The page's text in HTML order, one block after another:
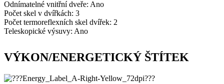
Odnímatelné vnitřní dveře: Ano
Počet skel v dvířkách: 3
Počet termoreflexních skel dvířek: 2
Teleskopické výsuvy: Ano
VÝKON/ENERGETICKÝ ŠTÍTEK